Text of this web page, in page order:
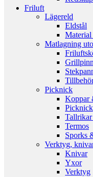
Friluft
Lägereld
Eldstål
Material
Matlagning
Picknick
Koppar
Termos
Sporks
Verktyg,
Knivar
Yxor
Verktyg